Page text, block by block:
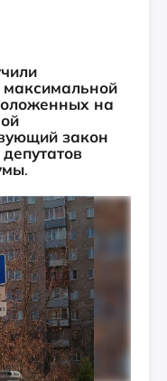
максимальной
на
закон
.